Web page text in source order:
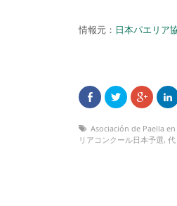
情報元： 日本パエリア
Asociación de Paella en
リアコンクール日本予選,